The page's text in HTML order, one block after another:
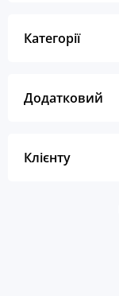
Категорії
Додатковий
Клієнту